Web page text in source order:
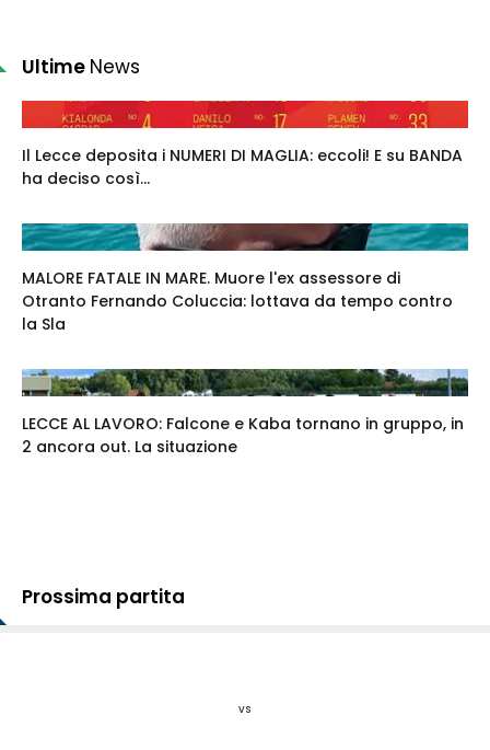
Ultime News
Il Lecce deposita i NUMERI DI MAGLIA: eccoli! E su BANDA
ha deciso così...
MALORE FATALE IN MARE. Muore l'ex assessore di
Otranto Fernando Coluccia: lottava da tempo contro
la Sla
LECCE AL LAVORO: Falcone e Kaba tornano in gruppo, in
2 ancora out. La situazione
Prossima partita
vs